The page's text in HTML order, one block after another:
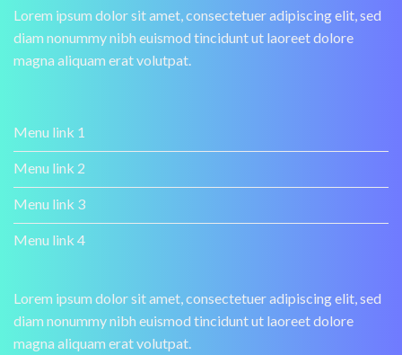
Lorem ipsum dolor sit amet, consectetuer adipiscing elit, sed
diam nonummy nibh euismod tincidunt ut laoreet dolore
magna aliquam erat volutpat.
Menu link 1
Menu link 2
Menu link 3
Menu link 4
Lorem ipsum dolor sit amet, consectetuer adipiscing elit, sed
diam nonummy nibh euismod tincidunt ut laoreet dolore
magna aliquam erat volutpat.